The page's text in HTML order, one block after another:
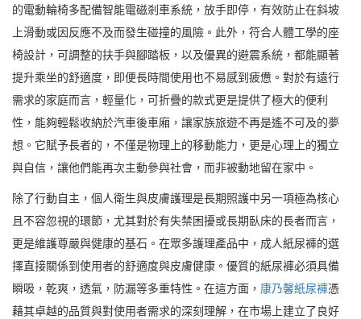
的電動輪椅多配備智能電磁剎車系統，放手即停，有效防止在斜坡
上滑動或因反應不及而發生碰撞的風險。此外，符合人體工學的座
椅設計，可調整的扶手與腳踏板，以及優異的避震系統，都能顯著
提升乘坐的舒適度，即便長時間使用也不易感到疲憊。對於有遠行
需求的家庭而言，輕量化，可折疊的款式更是提供了極大的便利
性，能夠輕鬆收納於汽車後車廂，讓家族旅遊不再是遙不可及的夢
想。它賦予長者的，不僅是物理上的移動能力，更是心理上的獨立
與自信，讓他們能再次主動參與社會，而非被動地留在家中。
除了行動自主，個人衛生與皮膚護理是長期照護中另一項極為核心
且不容忽視的環節，尤其對於有失禁困擾或長期臥床的長者而言，
更是維護尊嚴與健康的基石。在眾多護理產品中，成人紙尿褲的選
擇直接關係到使用者的舒適度與皮膚健康。優質的紙尿褲必須具備
瞬吸，乾爽，透氣，防漏等多重特性。在這方面， 康乃馨紙尿褲憑
藉其卓越的品質與對使用者需求的深刻理解，在市場上建立了良好